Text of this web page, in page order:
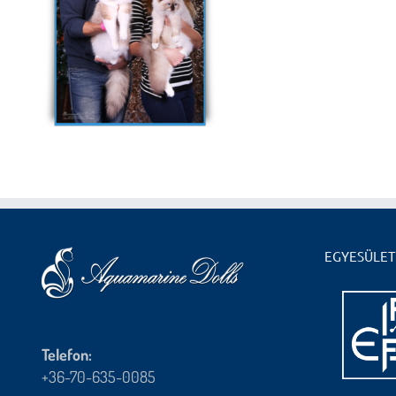
Telefon:
+36-70-635-0085